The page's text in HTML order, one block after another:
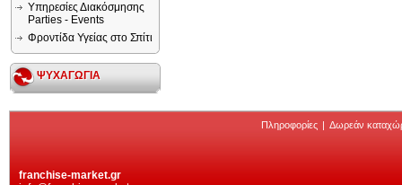
Υπηρεσίες Διακόσμησης
Parties - Events
Φροντίδα Υγείας στο Σπίτι
ΨΥΧΑΓΩΓΙΑ
Πληροφορίες | Δωρεάν
franchise-market.gr